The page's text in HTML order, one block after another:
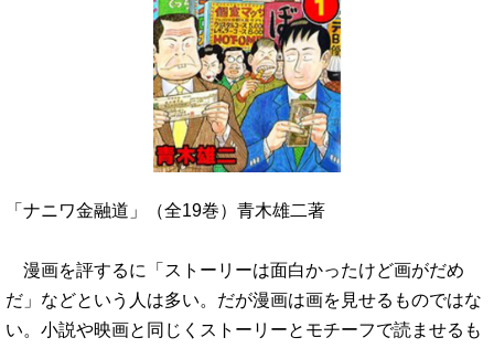
「ナニワ金融道」（全19巻）青木雄二著
漫画を評するに「ストーリーは面白かったけど画がだめ
だ」などという人は多い。だが漫画は画を見せるものではな
い。小説や映画と同じくストーリーとモチーフで読ませるも